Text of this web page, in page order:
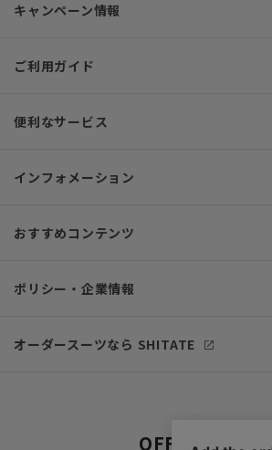
キャンペーン情報
ご利用ガイド
便利なサービス
インフォメーション
おすすめコンテンツ
ポリシー・企業情報
オーダースーツなら SHITATE
OFFICIAL SNS